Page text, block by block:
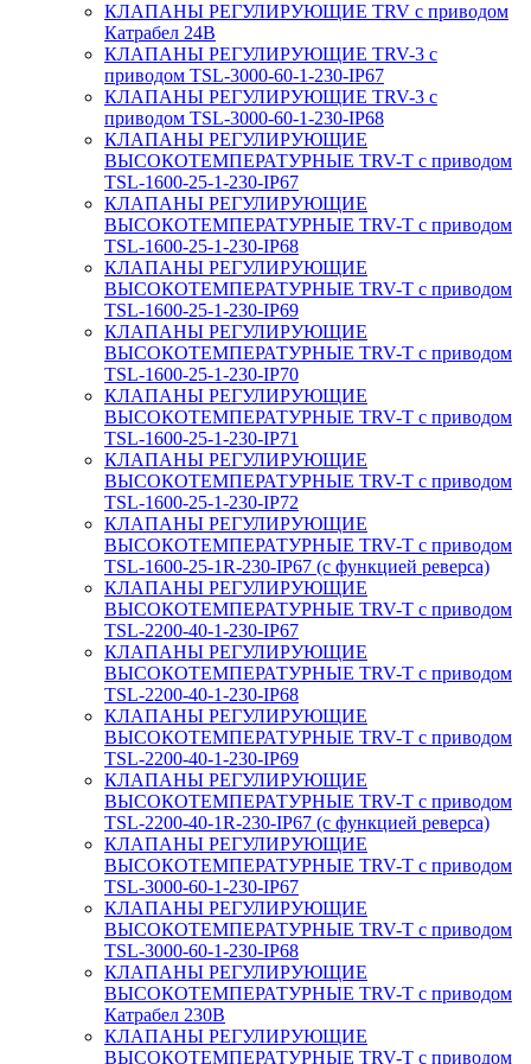
КЛАПАНЫ РЕГУЛИРУЮЩИЕ TRV с приводом
Катрабел 24В
КЛАПАНЫ РЕГУЛИРУЮЩИЕ TRV-3 с
приводом TSL-3000-60-1-230-IP67
КЛАПАНЫ РЕГУЛИРУЮЩИЕ TRV-3 с
приводом TSL-3000-60-1-230-IP68
КЛАПАНЫ РЕГУЛИРУЮЩИЕ
ВЫСОКОТЕМПЕРАТУРНЫЕ TRV-T с приводом
TSL-1600-25-1-230-IP67
КЛАПАНЫ РЕГУЛИРУЮЩИЕ
ВЫСОКОТЕМПЕРАТУРНЫЕ TRV-T с приводом
TSL-1600-25-1-230-IP68
КЛАПАНЫ РЕГУЛИРУЮЩИЕ
ВЫСОКОТЕМПЕРАТУРНЫЕ TRV-T с приводом
TSL-1600-25-1-230-IP69
КЛАПАНЫ РЕГУЛИРУЮЩИЕ
ВЫСОКОТЕМПЕРАТУРНЫЕ TRV-T с приводом
TSL-1600-25-1-230-IP70
КЛАПАНЫ РЕГУЛИРУЮЩИЕ
ВЫСОКОТЕМПЕРАТУРНЫЕ TRV-T с приводом
TSL-1600-25-1-230-IP71
КЛАПАНЫ РЕГУЛИРУЮЩИЕ
ВЫСОКОТЕМПЕРАТУРНЫЕ TRV-T с приводом
TSL-1600-25-1-230-IP72
КЛАПАНЫ РЕГУЛИРУЮЩИЕ
ВЫСОКОТЕМПЕРАТУРНЫЕ TRV-T с приводом
TSL-1600-25-1R-230-IP67 (с функцией реверса)
КЛАПАНЫ РЕГУЛИРУЮЩИЕ
ВЫСОКОТЕМПЕРАТУРНЫЕ TRV-T с приводом
TSL-2200-40-1-230-IP67
КЛАПАНЫ РЕГУЛИРУЮЩИЕ
ВЫСОКОТЕМПЕРАТУРНЫЕ TRV-T с приводом
TSL-2200-40-1-230-IP68
КЛАПАНЫ РЕГУЛИРУЮЩИЕ
ВЫСОКОТЕМПЕРАТУРНЫЕ TRV-T с приводом
TSL-2200-40-1-230-IP69
КЛАПАНЫ РЕГУЛИРУЮЩИЕ
ВЫСОКОТЕМПЕРАТУРНЫЕ TRV-T с приводом
TSL-2200-40-1R-230-IP67 (с функцией реверса)
КЛАПАНЫ РЕГУЛИРУЮЩИЕ
ВЫСОКОТЕМПЕРАТУРНЫЕ TRV-T с приводом
TSL-3000-60-1-230-IP67
КЛАПАНЫ РЕГУЛИРУЮЩИЕ
ВЫСОКОТЕМПЕРАТУРНЫЕ TRV-T с приводом
TSL-3000-60-1-230-IP68
КЛАПАНЫ РЕГУЛИРУЮЩИЕ
ВЫСОКОТЕМПЕРАТУРНЫЕ TRV-T с приводом
Катрабел 230В
КЛАПАНЫ РЕГУЛИРУЮЩИЕ
ВЫСОКОТЕМПЕРАТУРНЫЕ TRV-T с приводом